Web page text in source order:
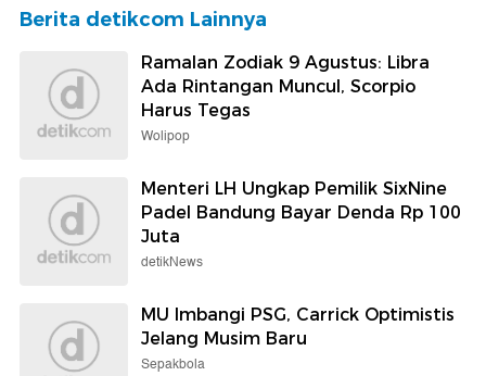
Berita detikcom Lainnya
Ramalan Zodiak 9 Agustus: Libra
Ada Rintangan Muncul, Scorpio
Harus Tegas
Wolipop
Menteri LH Ungkap Pemilik SixNine
Padel Bandung Bayar Denda Rp 100
Juta
detikNews
MU Imbangi PSG, Carrick Optimistis
Jelang Musim Baru
Sepakbola